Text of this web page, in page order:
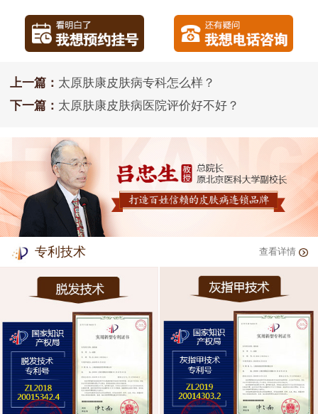
上一篇： 太原肤康皮肤病专科怎么样？
下一篇： 太原肤康皮肤病医院评价好不好？
专利技术 查看详情